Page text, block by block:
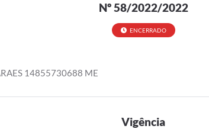
Nº 58/2022/2022
ENCERRADO
14855730688 ME
Vigência